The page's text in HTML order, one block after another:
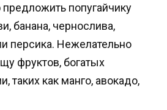
попугайчику
банана, чернослива,
персика. Нежелательно
фруктов, богатых
таких как манго, авокадо,